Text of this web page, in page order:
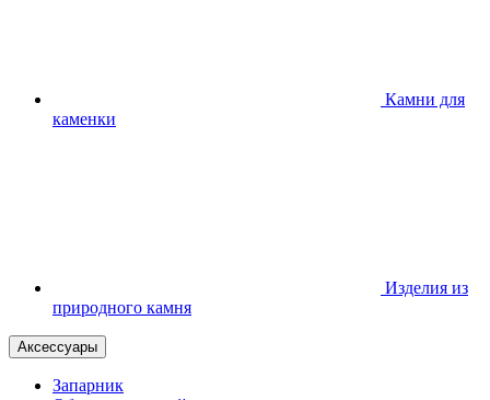
Камни для
каменки
Изделия из
природного камня
Аксессуары
Запарник